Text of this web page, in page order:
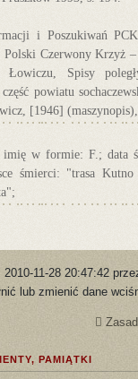
i Poszukiwań
Polski Czerwony Krzyż –
Łowiczu, Spisy
powiatu
[1946]
w formie: F.; data
śmierci: "trasa
11-28 20:47:42
lub zmienić dane
PAMIĄTKI